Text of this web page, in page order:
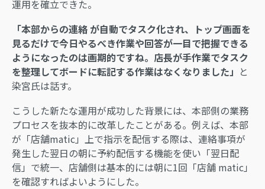
運用を確立できた。
「本部からの連絡 が自動でタスク化され、トップ画面を
見るだけで今日やるべき作業や回答が一目で把握できる
ようになったのは画期的ですね。店長が手作業でタスク
を整理してボードに転記する作業はなくなりました」 と
染宮氏は話す。
こうした新たな運用が成功した背景には、本部側の業務
プロセスを抜本的に改革したことがある。例えば、本部
が「店舗matic」上で指示を配信する際は、連絡事項が
発生した翌日の朝に予約配信する機能を使い「翌日配
信」で統一、店舗側は基本的には朝に1回「店舗 matic」
を確認すればよいようにした。